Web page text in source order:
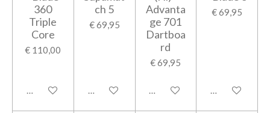
360
Triple
Core
€ 110,00
In winkelwagen
ch 5
€ 69,95
In winkelwagen
Advanta
ge 701
Dartboa
rd
€ 69,95
In winkelwagen
€ 69,95
In